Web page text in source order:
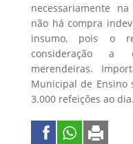
necessariamente
não há compra
insumo, pois o
consideração a
merendeiras.
Municipal de Ensino
3.000 refeições ao dia.